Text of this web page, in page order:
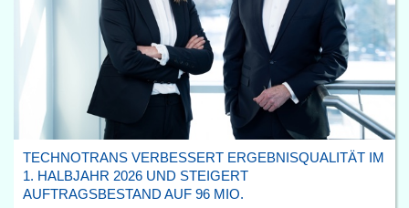
TECHNOTRANS VERBESSERT ERGEBNISQUALITÄT IM
1. HALBJAHR 2026 UND STEIGERT
AUFTRAGSBESTAND AUF 96 MIO.